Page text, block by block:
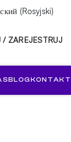
(Rosyjski)
/ ZAREJESTRUJ
BLOGKONTAKT